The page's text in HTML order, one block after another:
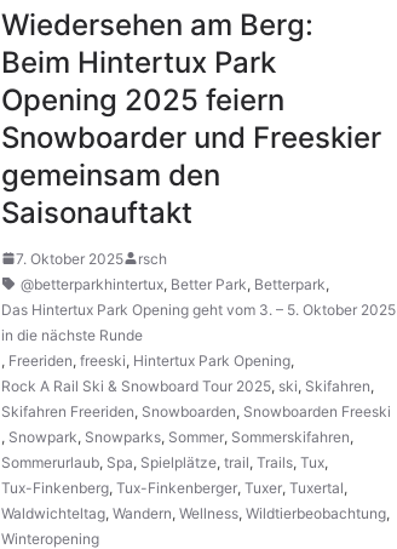
Wiedersehen am Berg:
Beim Hintertux Park
Opening 2025 feiern
Snowboarder und Freeskier
gemeinsam den
Saisonauftakt
7. Oktober 2025
rsch
@betterparkhintertux, Better Park, Betterpark,
Das Hintertux Park Opening geht vom 3. – 5. Oktober 2025
in die nächste Runde
, Freeriden, freeski, Hintertux Park Opening,
Rock A Rail Ski & Snowboard Tour 2025, ski, Skifahren,
Skifahren Freeriden, Snowboarden, Snowboarden Freeski
, Snowpark, Snowparks, Sommer, Sommerskifahren,
Sommerurlaub, Spa, Spielplätze, trail, Trails, Tux,
Tux-Finkenberg, Tux-Finkenberger, Tuxer, Tuxertal,
Waldwichteltag, Wandern, Wellness, Wildtierbeobachtung,
Winteropening